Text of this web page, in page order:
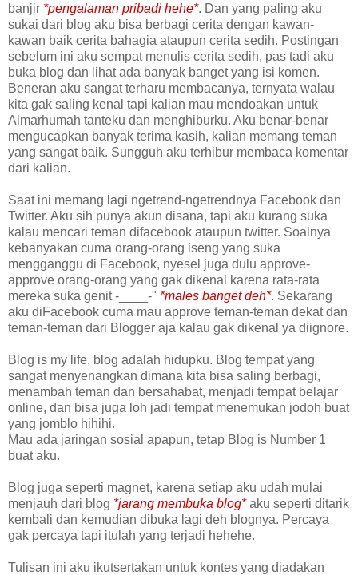
banjir *pengalaman pribadi hehe*. Dan yang paling aku
sukai dari blog aku bisa berbagi cerita dengan kawan-
kawan baik cerita bahagia ataupun cerita sedih. Postingan
sebelum ini aku sempat menulis cerita sedih, pas tadi aku
buka blog dan lihat ada banyak banget yang isi komen.
Beneran aku sangat terharu membacanya, ternyata walau
kita gak saling kenal tapi kalian mau mendoakan untuk
Almarhumah tanteku dan menghiburku. Aku benar-benar
mengucapkan banyak terima kasih, kalian memang teman
yang sangat baik. Sungguh aku terhibur membaca komentar
dari kalian.
Saat ini memang lagi ngetrend-ngetrendnya Facebook dan
Twitter. Aku sih punya akun disana, tapi aku kurang suka
kalau mencari teman difacebook ataupun twitter. Soalnya
kebanyakan cuma orang-orang iseng yang suka
mengganggu di Facebook, nyesel juga dulu approve-
approve orang-orang yang gak dikenal karena rata-rata
mereka suka genit -____-" *males banget deh*. Sekarang
aku diFacebook cuma mau approve teman-teman dekat dan
teman-teman dari Blogger aja kalau gak dikenal ya diignore.
Blog is my life, blog adalah hidupku. Blog tempat yang
sangat menyenangkan dimana kita bisa saling berbagi,
menambah teman dan bersahabat, menjadi tempat belajar
online, dan bisa juga loh jadi tempat menemukan jodoh buat
yang jomblo hihihi.
Mau ada jaringan sosial apapun, tetap Blog is Number 1
buat aku.
Blog juga seperti magnet, karena setiap aku udah mulai
menjauh dari blog *jarang membuka blog*aku seperti ditarik
kembali dan kemudian dibuka lagi deh blognya. Percaya
gak percaya tapi itulah yang terjadi hehehe.
Tulisan ini aku ikutsertakan untuk kontes yang diadakan